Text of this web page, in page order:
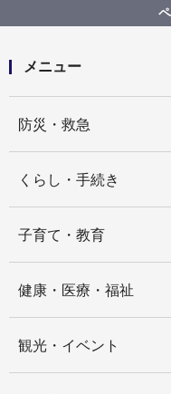
メニュー
防災・救急
くらし・手続き
子育て・教育
健康・医療・福祉
観光・イベント